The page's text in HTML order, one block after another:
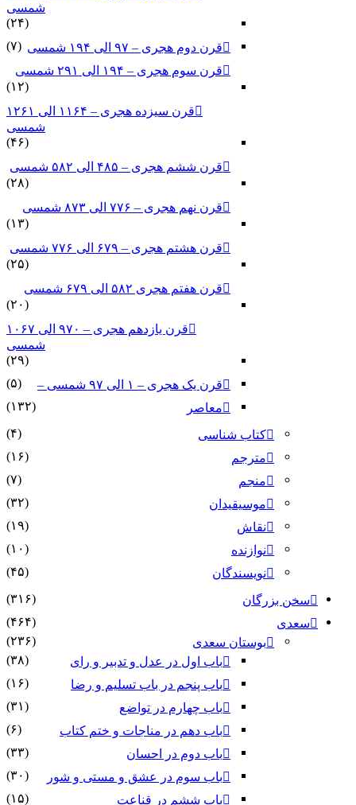
شمسی
(۲۴)
قرن دوم هجری – ۹۷ الی ۱۹۴ شمسی
(۷)
قرن سوم هجری – ۱۹۴ الی ۲۹۱ شمسی
(۱۲)
قرن سیزده هجری – ۱۱۶۴ الی ۱۲۶۱
شمسی
(۴۶)
قرن ششم هجری – ۴۸۵ الی ۵۸۲ شمسی
(۲۸)
قرن نهم هجری – ۷۷۶ الی ۸۷۳ شمسی
(۱۳)
قرن هشتم هجری – ۶۷۹ الی ۷۷۶ شمسی
(۲۵)
قرن هفتم هجری ۵۸۲ الی ۶۷۹ شمسی
(۲۰)
قرن یازدهم هجری – ۹۷۰ الی ۱۰۶۷
شمسی
(۲۹)
قرن یک هجری – ۱ الی ۹۷ شمسی –
(۵)
معاصر
(۱۳۲)
کتاب شناسی
(۴)
مترجم
(۱۶)
منجم
(۷)
موسیقیدان
(۳۲)
نقاش
(۱۹)
نوازنده
(۱۰)
نویسندگان
(۴۵)
سخن بزرگان
(۳۱۶)
سعدی
(۴۶۴)
بوستان سعدی
(۲۳۶)
باب اول در عدل و تدبیر و رای
(۳۸)
باب پنجم در باب تسلیم و رضا
(۱۶)
باب چهارم در تواضع
(۳۱)
باب دهم در مناجات و ختم کتاب
(۶)
باب دوم در احسان
(۳۳)
باب سوم در عشق و مستی و شور
(۳۰)
باب ششم در قناعت
(۱۵)